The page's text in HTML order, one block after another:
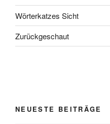
Wörterkatzes Sicht
Zurückgeschaut
NEUESTE BEITRÄGE